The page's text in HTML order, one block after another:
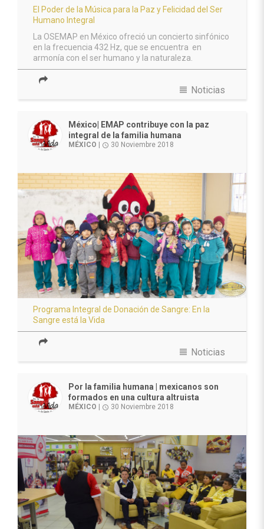
El Poder de la Música para la Paz y Felicidad del Ser
Humano Integral
La OSEMAP en México ofreció un concierto sinfónico
en la frecuencia 432 Hz, que se encuentra en
armonía con el ser humano y la naturaleza.
view_headline Noticias
México| EMAP contribuye con la paz
integral de la familia humana
MÉXICO access_time 30 Noviembre 2018
Programa Integral de Donación de Sangre: En la
Sangre está la Vida
view_headline Noticias
Por la familia humana | mexicanos son
formados en una cultura altruista
MÉXICO access_time 30 Noviembre 2018